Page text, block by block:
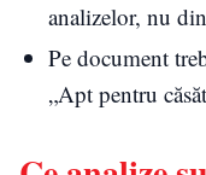
analizelor, nu
Pe document
„Apt pentru